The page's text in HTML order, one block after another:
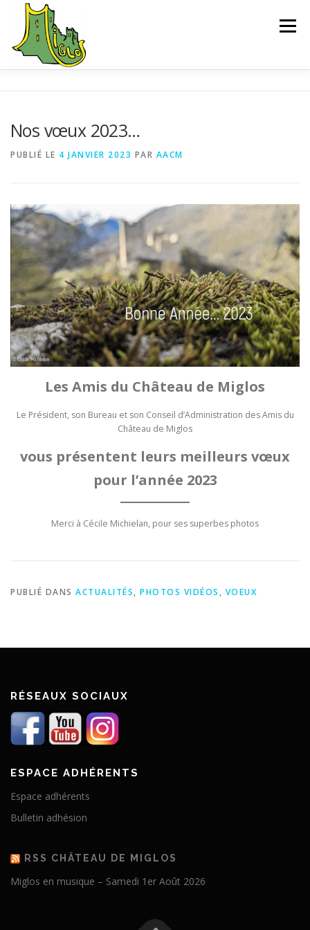
contenu
Menu
L’ASSOCIATION
Nos vœux 2023…
PUBLIÉ LE 4 JANVIER 2023 PAR AACM
Les Amis du Château de Miglos
Le Président, son Bureau et son Conseil d’Administration des Amis du
Château de Miglos
vous présentent leurs meilleurs vœux
pour l’année 2023
Merci à Cécile Michielan, pour ses superbes photos
PUBLIÉ DANS ACTUALITÉS, PHOTOS VIDÉOS , VOEUX
RÉSEAUX SOCIAUX
ESPACE ADHÉRENTS
Espace adhérents
Bulletin adhésion
RSS CHÂTEAU DE MIGLOS
Miglos en musique – Samedi 1er Août 2026